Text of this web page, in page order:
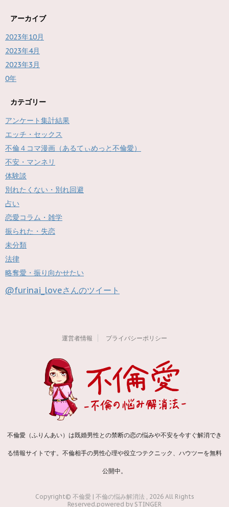
アーカイブ
2023年10月
2023年4月
2023年3月
0年
カテゴリー
アンケート集計結果
エッチ・セックス
不倫４コマ漫画（あるてぃめっと不倫愛）
不安・マンネリ
体験談
別れたくない・別れ回避
占い
恋愛コラム・雑学
振られた・失恋
未分類
法律
略奪愛・振り向かせたい
@furinai_loveさんのツイート
運営者情報 プライバシーポリシー
不倫愛（ふりんあい）は既婚男性との禁断の恋の悩みや不安を今すぐ解消でき
る情報サイトです。不倫相手の男性心理や役立つテクニック、ハウツーを無料
公開中。
Copyright© 不倫愛 | 不倫の悩み解消法 , 2026 All Rights
Reserved.powered by STINGER